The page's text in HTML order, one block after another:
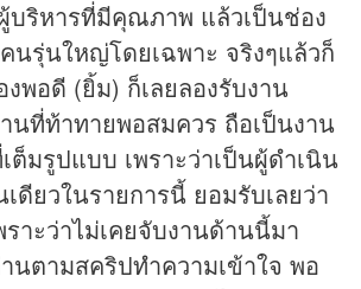
บริหารที่มีคุณภาพ แล้วเป็นช่อง
นรุ่นใหญ่โดยเฉพาะ จริงๆแล้วก็
งพอดี (ยิ้ม) ก็เลยลองรับงาน
นที่ท้าทายพอสมควร ถือเป็นงาน
ต็มรูปแบบ เพราะว่าเป็นผู้ดำเนิน
เดียวในรายการนี้ ยอมรับเลยว่า
าะว่าไม่เคยจับงานด้านนี้มา
นตามสคริปทำความเข้าใจ พอ